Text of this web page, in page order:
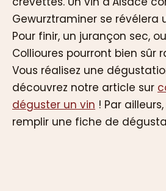
Gewurztraminer se révélera
Pour finir, un jurançon sec,
Collioures pourront bien sûr
Vous réalisez une
découvrez notre article sur
déguster un vin ! Par
remplir une fiche de